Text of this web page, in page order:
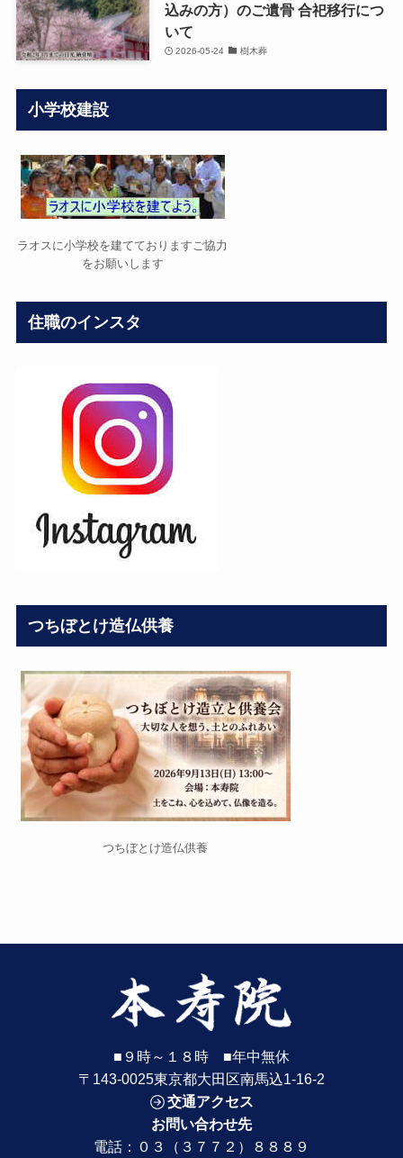
込みの方）のご遺骨 合祀移行につ
いて
2026-05-24 樹木葬
小学校建設
ラオスに小学校を建てておりますご協力
をお願いします
住職のインスタ
つちぼとけ造仏供養
つちぼとけ造仏供養
■９時～１８時 ■年中無休
〒143-0025東京都大田区南馬込1-16-2
交通アクセス
お問い合わせ先
電話： ０３（３７７２）８８８９